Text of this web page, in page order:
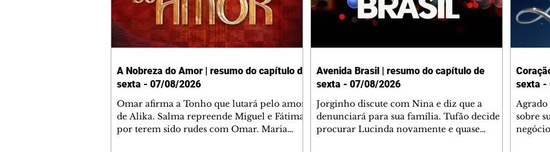
A Nobreza do Amor | resumo do capítulo de
sexta - 07/08/2026
Omar afirma a Tonho que lutará pelo amor
de Alika. Salma repreende Miguel e Fátima
por terem sido rudes com Omar. Maria
Avenida Brasil | resumo do capítulo de
sexta - 07/08/2026
Jorginho discute com Nina e diz que a
denunciará para sua família. Tufão decide
procurar Lucinda novamente e quase
sexta -
sobre